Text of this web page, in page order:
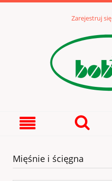
Zarejestruj się
Mięśnie i ścięgna